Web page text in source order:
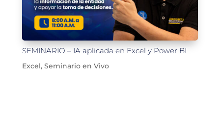
SEMINARIO – IA aplicada en Excel y Power BI
Excel, Seminario en Vivo